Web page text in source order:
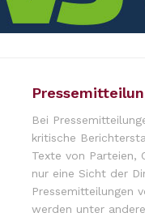
Bei
kritische
Texte von Parteien,
nur eine Sicht der
Pressemitteilungen
werden unter